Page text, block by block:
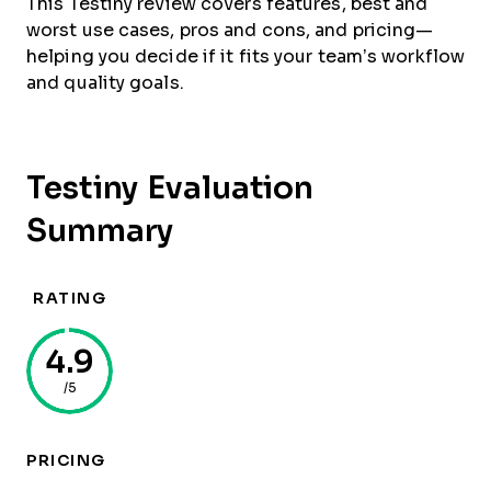
This Testiny review covers features, best and
worst use cases, pros and cons, and pricing—
helping you decide if it fits your team’s workflow
and quality goals.
Testiny Evaluation
Summary
RATING
4.9
/5
PRICING